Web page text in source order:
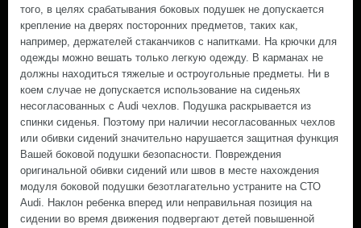
того, в целях срабатывания боковых подушек не допускается
крепление на дверях посторонних предметов, таких как,
например, держателей стаканчиков с напитками. На крючки для
одежды можно вешать только легкую одежду. В карманах не
должны находиться тяжелые и остроугольные предметы. Ни в
коем случае не допускается использование на сиденьях
несогласованных с Audi чехлов. Подушка раскрывается из
спинки сиденья. Поэтому при наличии несогласованных чехлов
или обивки сидений значительно нарушается защитная функция
Вашей боковой подушки безопасности. Повреждения
оригинальной обивки сидений или швов в месте нахождения
модуля боковой подушки безотлагательно устраните на СТО
Audi. Наклон ребенка вперед или неправильная позиция на
сидении во время движения подвергают детей повышенной